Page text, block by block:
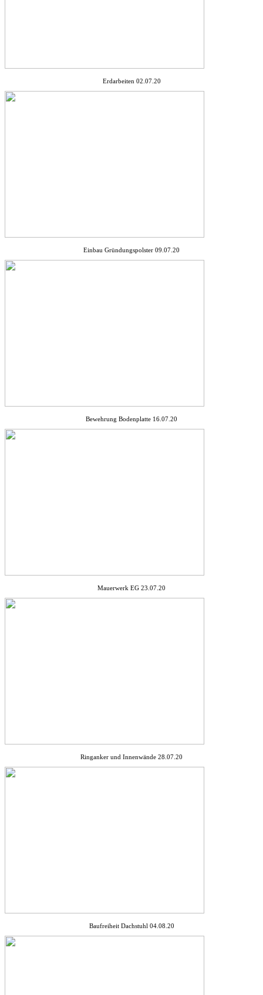
Erdarbeiten 02.07.20
Einbau Gründungspolster 09.07.20
Bewehrung Bodenplatte 16.07.20
Mauerwerk EG 23.07.20
Ringanker und Innenwände 28.07.20
Baufreiheit Dachstuhl 04.08.20